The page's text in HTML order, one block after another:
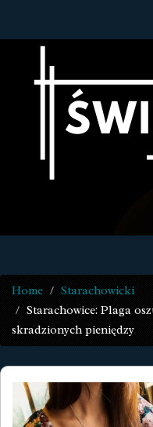
Home
Starachowicki
Starachowice: Plaga
skradzionych pieniędzy